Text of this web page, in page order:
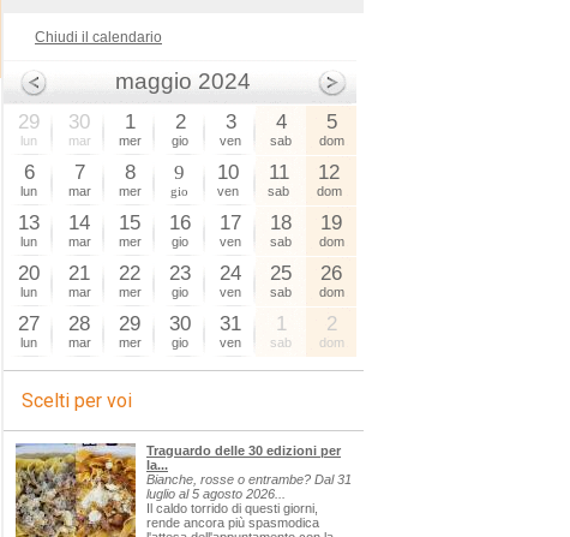
Chiudi il calendario
maggio 2024
29
lun
30
mar
1
mer
2
gio
3
ven
4
sab
5
dom
6
lun
7
mar
8
mer
9
gio
10
ven
11
sab
12
dom
13
lun
14
mar
15
mer
16
gio
17
ven
18
sab
19
dom
20
lun
21
mar
22
mer
23
gio
24
ven
25
sab
26
dom
27
lun
28
mar
29
mer
30
gio
31
ven
1
sab
2
dom
Scelti per voi
Traguardo delle 30 edizioni per
la...
Bianche, rosse o entrambe? Dal 31
luglio al 5 agosto 2026...
Il caldo torrido di questi giorni,
rende ancora più spasmodica